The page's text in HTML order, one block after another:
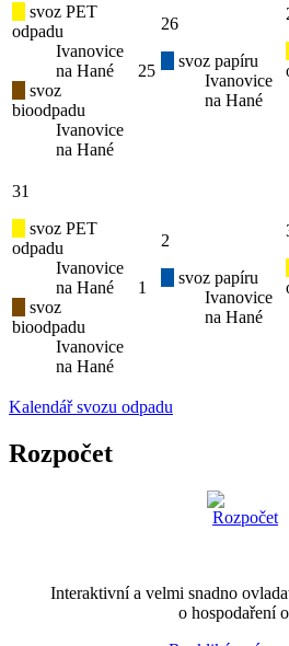
svoz PET
odpadu
Ivanovice
na Hané
svoz
bioodpadu
Ivanovice
na Hané
25
26
svoz papíru
Ivanovice
na Hané
31
svoz PET
odpadu
Ivanovice
na Hané
svoz
bioodpadu
Ivanovice
na Hané
1
2
svoz papíru
Ivanovice
na Hané
Kalendář svozu odpadu
Rozpočet
Interaktivní a velmi snadno
o hospodaření